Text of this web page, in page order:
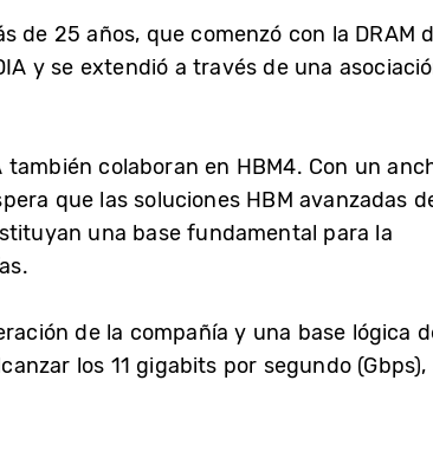
de 25 años, que comenzó con la DRAM
y se extendió a través de una
colaboran en HBM4. Con un
que las soluciones HBM avanzadas
una base fundamental para la
de la compañía y una base lógica
los 11 gigabits por segundo